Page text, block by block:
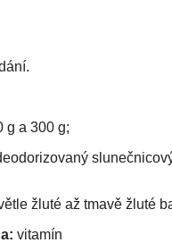
g a 300 g;
žluté až tmavě žluté
vitamín